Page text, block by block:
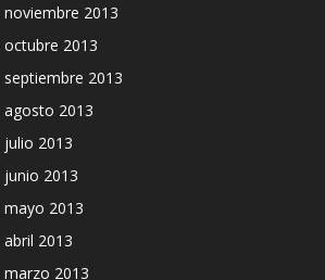
noviembre 2013
octubre 2013
septiembre 2013
agosto 2013
julio 2013
junio 2013
mayo 2013
abril 2013
marzo 2013